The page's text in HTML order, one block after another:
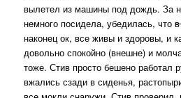
вылетел из машины под дождь. За
немного посидела, убедилась, что
наконец ок, все живы и здоровы, и
довольно спокойно (внешне) и
тоже. Стив просто бешено
вжались сзади в сиденья,